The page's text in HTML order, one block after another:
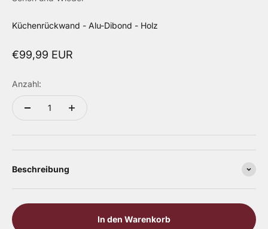
Küchenrückwand - Alu-Dibond - Holz
Angebot
€99,99 EUR
Anzahl:
Beschreibung
In den Warenkorb